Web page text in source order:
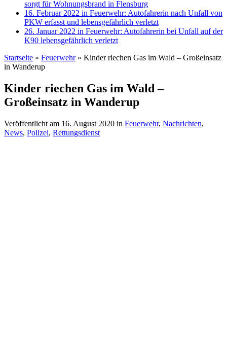
sorgt für Wohnungsbrand in Flensburg
16. Februar 2022 in Feuerwehr: Autofahrerin nach Unfall von
PKW erfasst und lebensgefährlich verletzt
26. Januar 2022 in Feuerwehr: Autofahrerin bei Unfall auf der
K90 lebensgefährlich verletzt
Startseite » Feuerwehr » Kinder riechen Gas im Wald – Großeinsatz
in Wanderup
Kinder riechen Gas im Wald –
Großeinsatz in Wanderup
Veröffentlicht am 16. August 2020 in Feuerwehr, Nachrichten,
News, Polizei, Rettungsdienst